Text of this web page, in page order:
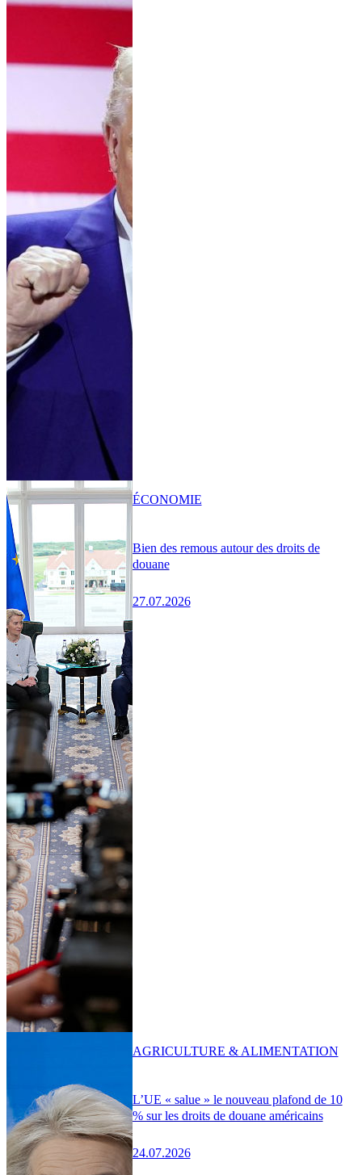
Bien des remous autour des droits de
douane
27.07.2026
ÉCONOMIE
L’UE « salue » le nouveau plafond de 10
% sur les droits de douane américains
24.07.2026
AGRICULTURE & ALIMENTATION